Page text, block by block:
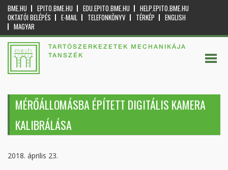
BME.HU EPITO.BME.HU EDU.EPITO.BME.HU
HELP.EPITO.BME.HU
OKTATÓI BELÉPÉS
E-MAIL TELEFONKÖNYV TÉRKÉP
ENGLISH
MAGYAR
TARTÓSZERKEZETEK MECHANIKÁJA
TANSZÉK
MÉRŐÁLLOMÁSBA ÉPÍTETT DIGITÁLIS KAMERA
KALIBRÁLÁSA
2018. április 23.